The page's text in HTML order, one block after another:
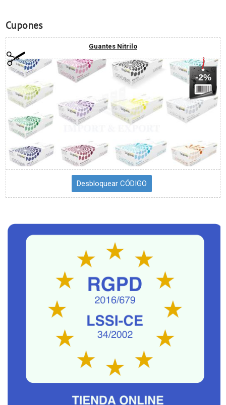
Cupones
Guantes Nitrilo
-2%